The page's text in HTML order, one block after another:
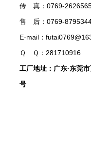
传 真：0769-
售 后：0769-
E-mail：
Ｑ Ｑ：281710916
工厂地址：广东·东莞
号